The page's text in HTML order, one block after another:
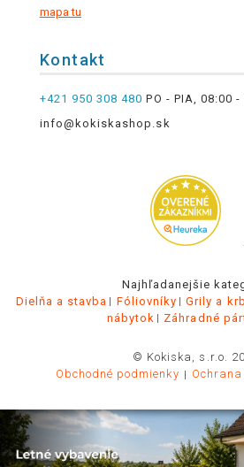
mapa tu
Kontakt
+421 950 308 480 PO - PIA, 08:00 -
info@kokiskashop.sk
Najhľadanejšie
Dielňa a stavba
Fóliovníky Grily a
nábytok
Záhradné
© Kokiska, s.r.o.
Obchodné podmienky